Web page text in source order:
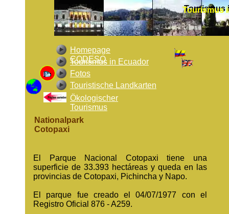
Nationalpark
Cotopaxi
El Parque Nacional Cotopaxi tiene una
superficie de 33.393 hectáreas y queda en las
provincias de Cotopaxi, Pichincha y Napo.
El parque fue creado el 04/07/1977 con el
Registro Oficial 876 - A259.
Ökologischer
Tourismus
Homepage
CODESO
Tourismus in Ecuador
Fotos
Touristische Landkarten
Tourismus
Tourismus